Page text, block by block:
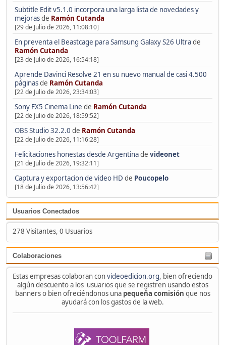
Subtitle Edit v5.1.0 incorpora una larga lista de novedades y
mejorasde Ramón Cutanda
[29 de Julio de 2026, 11:08:10]
En preventa el Beastcage para Samsung Galaxy S26 Ultrade
Ramón Cutanda
[23 de Julio de 2026, 16:54:18]
Aprende Davinci Resolve 21 en su nuevo manual de casi 4.500
páginasde Ramón Cutanda
[22 de Julio de 2026, 23:34:03]
Sony FX5 Cinema Line de Ramón Cutanda
[22 de Julio de 2026, 18:59:52]
OBS Studio 32.2.0 de Ramón Cutanda
[22 de Julio de 2026, 11:16:28]
Felicitaciones honestas desde Argentinade videonet
[21 de Julio de 2026, 19:32:11]
Captura y exportacion de video HD de Poucopelo
[18 de Julio de 2026, 13:56:42]
Usuarios Conectados
278 Visitantes, 0 Usuarios
Colaboraciones
Estas empresas colaboran convideoedicion.org, bien ofreciendo
algún descuento a los usuarios que se registren usando estos
banners o bien ofreciéndonos una pequeña comisión que nos
ayudará con los gastos de la web.